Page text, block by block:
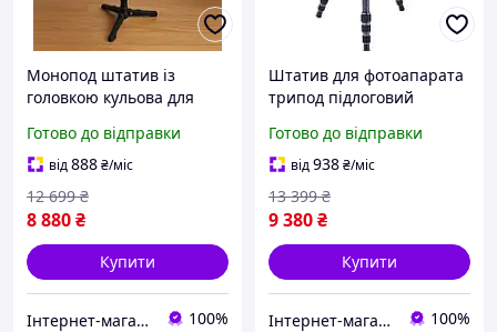
Монопод штатив із
головкою кульова для
підзорної труби
алюмінієвий підлоговий з
упорами штатив монопод
Готово до відправки
від888₴/міс
8 880₴
12 699 ₴
Купити
Інтернет-магазин Smart&Green - все для твого дому та саду 100%
Штатив для фотоапарата
трипод підлоговий
кульовою головкою для
фотокамери відеокамери
професійний штатив
Готово до відправки
від938₴/міс
9 380₴
13 399 ₴
Купити
Інтернет-магазин Smart&Green - все для твого дому та саду 100%